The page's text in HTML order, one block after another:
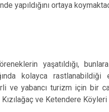
yapıldığını ortaya
yaşatıldığı,
kolayca
ve yabancı turizm için bir
ve Ketendere Köyleri